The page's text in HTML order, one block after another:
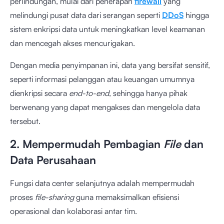
melindungi pusat data dari serangan seperti DDoS hingga
sistem enkripsi data untuk meningkatkan level keamanan
dan mencegah akses mencurigakan.
Dengan media penyimpanan ini, data yang bersifat sensitif,
seperti informasi pelanggan atau keuangan umumnya
dienkripsi secara end-to-end, sehingga hanya pihak
berwenang yang dapat mengakses dan mengelola data
tersebut.
2. Mempermudah Pembagian Filedan
Data Perusahaan
Fungsi data center selanjutnya adalah mempermudah
proses file-sharingguna memaksimalkan efisiensi
operasional dan kolaborasi antar tim.